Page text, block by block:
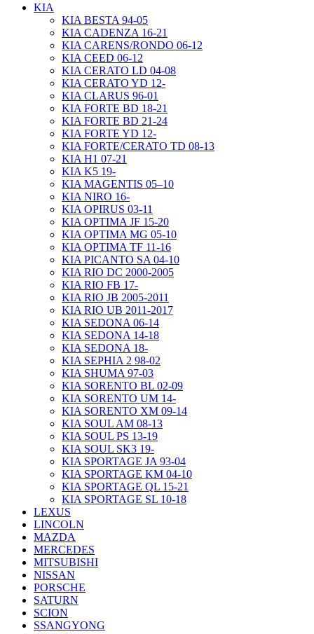
KIA
KIA BESTA 94-05
KIA CADENZA 16-21
KIA CARENS/RONDO 06-12
KIA CEED 06-12
KIA CERATO LD 04-08
KIA CERATO YD 12-
KIA CLARUS 96-01
KIA FORTE BD 18-21
KIA FORTE BD 21-24
KIA FORTE YD 12-
KIA FORTE/CERATO TD 08-13
KIA H1 07-21
KIA K5 19-
KIA MAGENTIS 05–10
KIA NIRO 16-
KIA OPIRUS 03-11
KIA OPTIMA JF 15-20
KIA OPTIMA MG 05-10
KIA OPTIMA TF 11-16
KIA PICANTO SA 04-10
KIA RIO DC 2000-2005
KIA RIO FB 17-
KIA RIO JB 2005-2011
KIA RIO UB 2011-2017
KIA SEDONA 06-14
KIA SEDONA 14-18
KIA SEDONA 18-
KIA SEPHIA 2 98-02
KIA SHUMA 97-03
KIA SORENTO BL 02-09
KIA SORENTO UM 14-
KIA SORENTO XM 09-14
KIA SOUL AM 08-13
KIA SOUL PS 13-19
KIA SOUL SK3 19-
KIA SPORTAGE JA 93-04
KIA SPORTAGE KM 04-10
KIA SPORTAGE QL 15-21
KIA SPORTAGE SL 10-18
LEXUS
LINCOLN
MAZDA
MERCEDES
MITSUBISHI
NISSAN
PORSCHE
SATURN
SCION
SSANGYONG